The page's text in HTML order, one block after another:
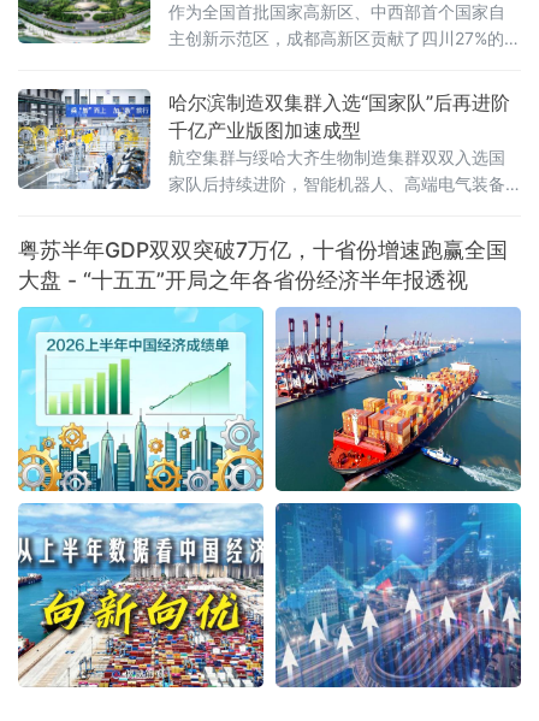
作为全国首批国家高新区、中西部首个国家自
主创新示范区，成都高新区贡献了四川27%的专
以及超过50%的科创板上市公司
哈尔滨制造双集群入选“国家队”后再进阶
千亿产业版图加速成型
航空集群与绥哈大齐生物制造集群双双入选国
家队后持续进阶，智能机器人、高端电气装备
焕新”的产业版图正在冰城大地渐次铺展。双集
群入选“国家队”，产业根基持续夯实2
粤苏半年GDP双双突破7万亿，十省份增速跑赢全国
大盘 - “十五五”开局之年各省份经济半年报透视